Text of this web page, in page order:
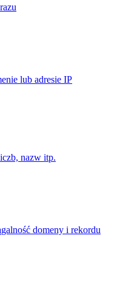
lub adresie IP
nazw itp.
domeny i rekordu